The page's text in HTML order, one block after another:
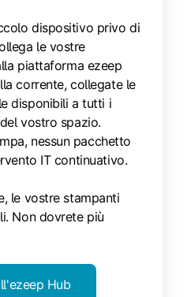
dispositivo privo di
le vostre
piattaforma ezeep
corrente, collegate le
disponibili a tutti i
vostro spazio.
nessun pacchetto
IT continuativo.
le vostre stampanti
Non dovrete più
Hub